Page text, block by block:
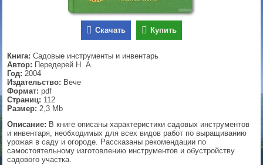
Скачать Купить
Книга: Садовые инструменты и инвентарь
Автор: Передерей Н. А.
Год: 2004
Издательство: Вече
Формат: pdf
Страниц: 112
Размер: 2,3 Mb
Описание: В книге описаны характеристики садовых инструментов
и инвентаря, необходимых для всех видов работ по выращиванию
урожая в саду и огороде. Рассказаны рекомендации по
самостоятельному изготовлению инструментов и обустройству
садового участка.
▼
▼